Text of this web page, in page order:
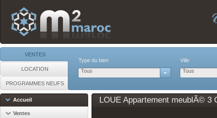
VENTES
LOCATION
PROGRAMMES NEUFS
Type du bien
Tous
Ville
Tous
Accueil
Ventes
LOUE Appartement meublÃ© 3